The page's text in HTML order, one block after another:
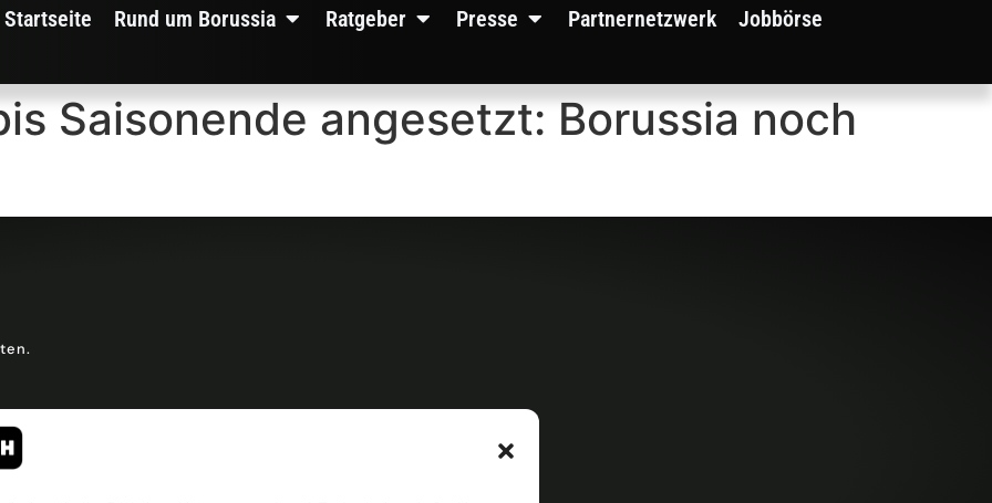
Startseite Rund um Borussia Ratgeber Presse Partnernetzwerk Jobbörse
Saisonende angesetzt: Borussia noch